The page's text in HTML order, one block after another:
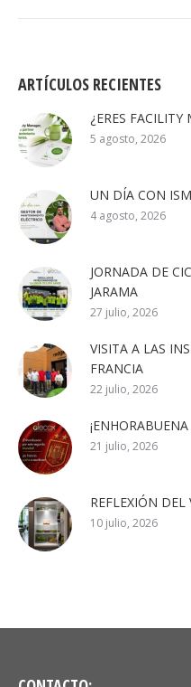
ARTÍCULOS RECIENTES
¿ERES FACILITY
5 agosto, 2026
UN DÍA CON
4 agosto, 2026
JORNADA DE
JARAMA
27 julio, 2026
VISITA A LAS
FRANCIA
22 julio, 2026
21 julio, 2026
REFLEXIÓN DEL
10 julio, 2026